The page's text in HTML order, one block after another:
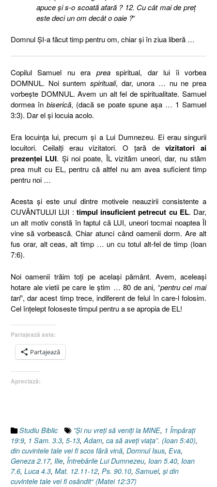
apuce şi s-o scoată afară ? 12. Cu cât mai de preţ
este deci un om decât o oaie ?“
Domnul ŞI-a făcut timp pentru om, chiar şi în ziua liberă …
Copilul Samuel nu era preaspiritual, dar lui îi vorbea
DOMNUL. Noi suntem spirituali, dar, unora … nu ne prea
vorbeşte DOMNUL. Avem un alt fel de spiritualitate. Samuel
dormea înbiserică, (dacă se poate spune aşa … 1 Samuel
3:3). Dar el şi locuia acolo.
Era locuinţa lui, precum şi a Lui Dumnezeu. Ei erau singurii
locuitori. Ceilalţi erau vizitatori. O ţară devizitatori ai
prezenţei LUI. Şi noi poate, ÎL vizităm uneori, dar, nu stăm
prea mult cu EL, pentru că altfel nu am avea suficient timp
pentru noi …
Acesta şi este unul dintre motivele neauzirii consistente a
CUVÂNTULUI LUI : timpul insuficient petrecut cu EL. Dar,
un alt motiv constă în faptul că LUI, uneori tocmai noaptea ÎI
vine să vorbească. Chiar atunci când oamenii dorm. Are alt
fus orar, alt ceas, alt timp … un cu totul alt-fel de timp (Ioan
7:6).
Noi oamenii trăim toţi pe acelaşi pământ. Avem, aceleaşi
hotare ale vietii pe care le ştim … 80 de ani, “pentru cei mai
tari”, dar acest timp trece, indiferent de felul în care-l folosim.
Cel înţelept foloseste timpul pentru a se apropia de EL!
Partajează asta:
Partajează
Apreciază:
Studiu Biblic ”Şi nu vreţi să veniţi la MINE, 1 Împăraţi
19:9, 1 Sam. 3.3, 5-13,Adam, ca să aveţi viaţa”. (Ioan 5:40),
din cuvintele tale vei fi scos fără vină, Domnul Isus, Eva,
Geneza 2.17, Ilie, Întrebările Lui Dumnezeu, Ioan 5.40, Ioan
7.6, Luca 4.3, Mat. 12.11-12, Ps. 90.10, Samuel, şi din
cuvintele tale vei fi osândit“ (Matei 12:37)